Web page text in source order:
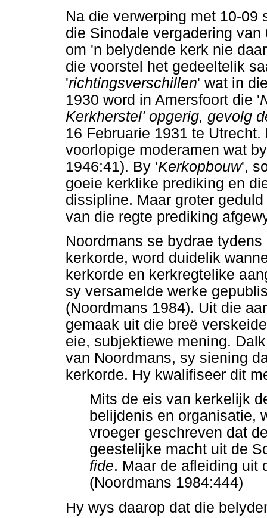
Na die verwerping met 10-09
die Sinodale vergadering
om 'n belydende kerk nie
die voorstel het gedeeltelik
'richtingsverschillen' wat in
1930 word in Amersfoort die '
Kerkherstel' opgerig, gevolg
16 Februarie 1931 te
voorlopige moderamen wat
1946:41). By 'Kerkopbouw',
goeie kerklike prediking en
dissipline. Maar groter
van die regte prediking
Noordmans se bydrae
kerkorde, word duidelik
kerkorde en kerkregtelike
sy versamelde werke
(Noordmans 1984). Uit die
gemaak uit die breë
eie, subjektiewe mening.
van Noordmans, sy siening
kerkorde. Hy kwalifiseer dit
Mits de eis van kerkelijk
belijdenis en organisatie,
vroeger geschreven dat
geestelijke macht uit de
fide. Maar de afleiding uit
(Noordmans 1984:444)
Hy wys daarop dat die